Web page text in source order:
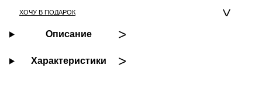
ХОЧУ В ПОДАРОК
Описание
Характеристики